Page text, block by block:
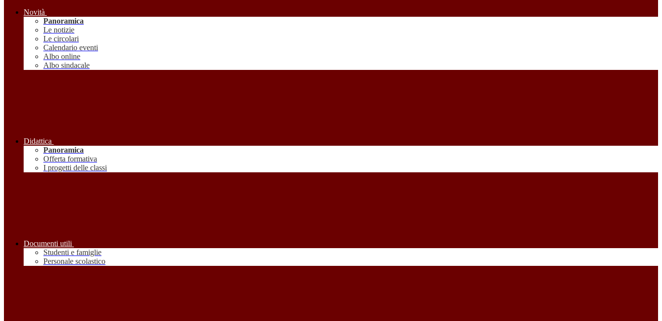
Novità
Panoramica
Le notizie
Le circolari
Calendario eventi
Albo online
Albo sindacale
Didattica
Panoramica
Offerta formativa
I progetti delle classi
Documenti utili
Studenti e famiglie
Personale scolastico